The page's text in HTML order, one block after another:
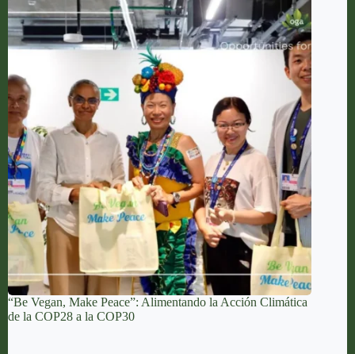
“Be Vegan, Make Peace”: Alimentando la Acción Climática
de la COP28 a la COP30